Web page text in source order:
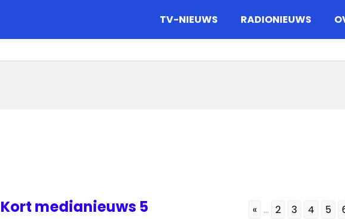
TV-NIEUWS RADIONIEUWS
Kort medianieuws 5
« ... 2 3 4 5